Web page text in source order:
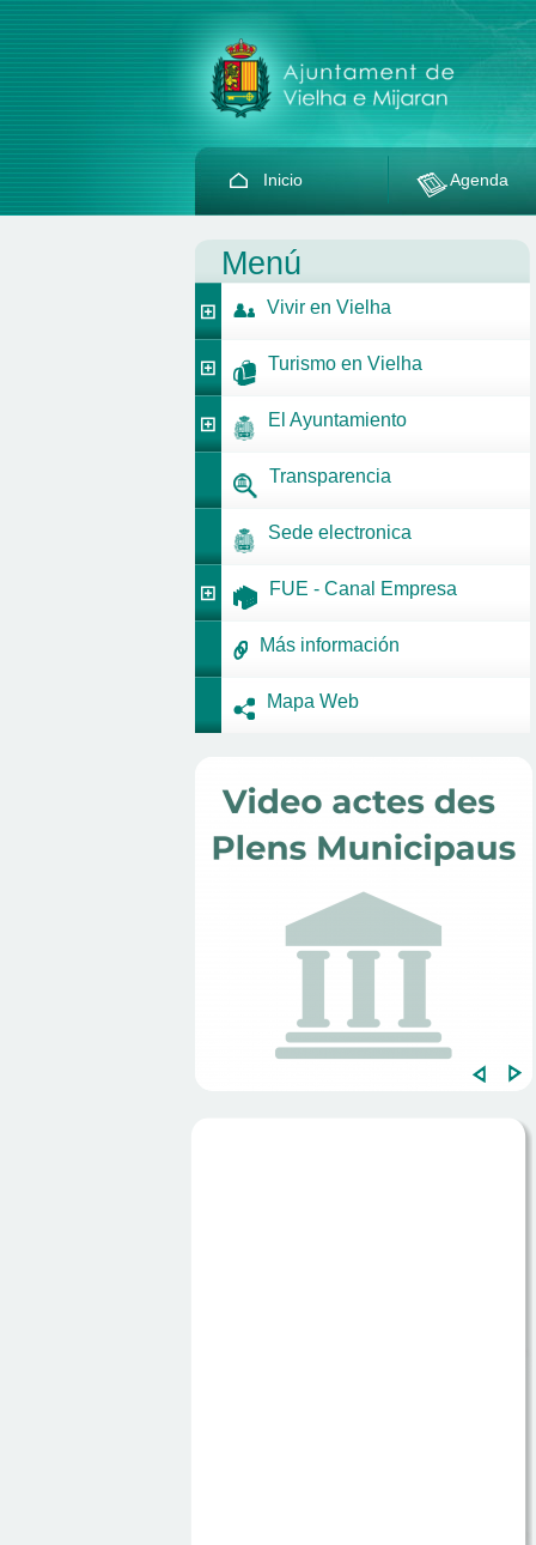
Inicio Agenda
Menú
Vivir en Vielha
Turismo en Vielha
El Ayuntamiento
Transparencia
Sede electronica
FUE - Canal Empresa
Más información
Mapa Web